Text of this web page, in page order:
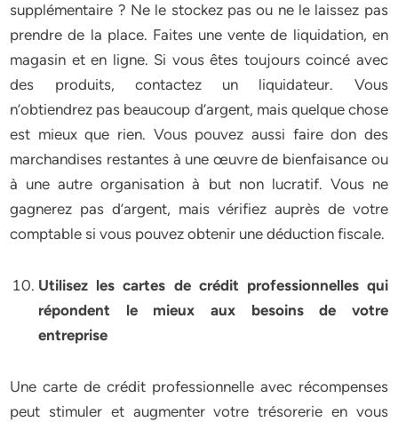
supplémentaire ? Ne le stockez pas ou ne le laissez pas
prendre de la place. Faites une vente de liquidation, en
magasin et en ligne. Si vous êtes toujours coincé avec
des produits, contactez un liquidateur. Vous
n’obtiendrez pas beaucoup d’argent, mais quelque chose
est mieux que rien. Vous pouvez aussi faire don des
marchandises restantes à une œuvre de bienfaisance ou
à une autre organisation à but non lucratif. Vous ne
gagnerez pas d’argent, mais vérifiez auprès de votre
comptable si vous pouvez obtenir une déduction fiscale.
Utilisez les cartes de crédit professionnelles qui
répondent le mieux aux besoins de votre
entreprise
Une carte de crédit professionnelle avec récompenses
peut stimuler et augmenter votre trésorerie en vous